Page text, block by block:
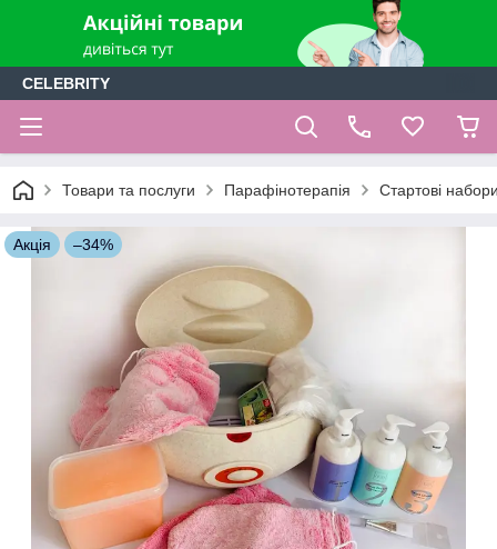
CELEBRITY
Товари та послуги Парафінотерапія Стартові
Акція –34%